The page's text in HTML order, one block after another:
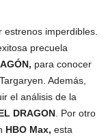
estrenos imperdibles.
precuela
para conocer
Además,
el análisis de la
DRAGON . Por otro
HBO Max, esta